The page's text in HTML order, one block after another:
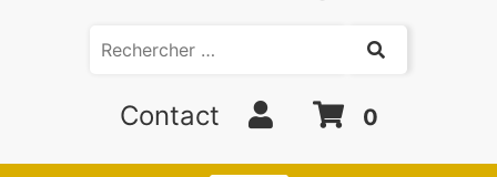
Contact 0